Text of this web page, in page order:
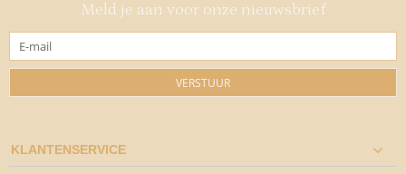
Meld je aan voor onze nieuwsbrief
VERSTUUR
KLANTENSERVICE